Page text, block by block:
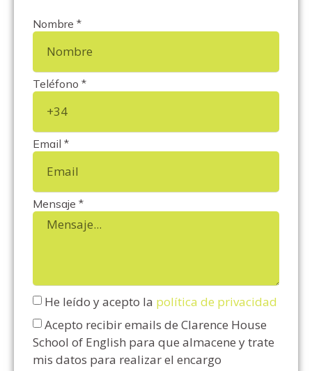
Nombre *
Teléfono *
Email *
Mensaje *
He leído y acepto la política de privacidad
Acepto recibir emails de Clarence House
School of English para que almacene y trate
mis datos para realizar el encargo